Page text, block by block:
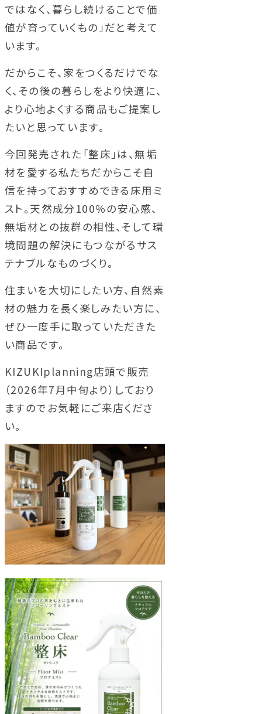
ではなく、暮らし続けることで価
値が育っていくもの」だと考えて
います。
だからこそ、家をつくるだけでな
く、その後の暮らしをより快適に、
より心地よくする商品もご提案し
たいと思っています。
今回発売された「整床」は、無垢
材を愛する私たちだからこそ自
信を持っておすすめできる床用ミ
スト。天然成分100％の安心感、
無垢材との抜群の相性、そして環
境問題の解決にもつながるサス
テナブルなものづくり。
住まいを大切にしたい方、自然素
材の魅力を長く楽しみたい方に、
ぜひ一度手に取っていただきた
い商品です。
KIZUKIplanning店頭で販売
（2026年7月中旬より）しており
ますのでお気軽にご来店くださ
い。